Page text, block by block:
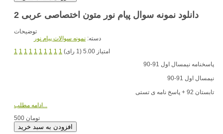
دانلود نمونه سوال پیام نور متون اختصاصی عربی 2
توضیحات
دسته: نمونه سوالات پیام نور
1 1 1 1 1 1 1 1 1 1
امتیاز 5.00 (1 رای)
پاسخنامه نیمسال اول 91-90
نیمسال اول 91-90
تابستان 92 + پاسخ نامه ی تستی
ادامه مطلب...
500 تومان